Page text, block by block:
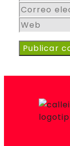
Correo
electrónico
Web